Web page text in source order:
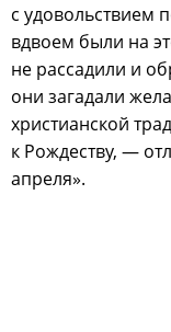
с удовольствием
вдвоем были на
не рассадили и
они загадали
христианской
к Рождеству, —
апреля».